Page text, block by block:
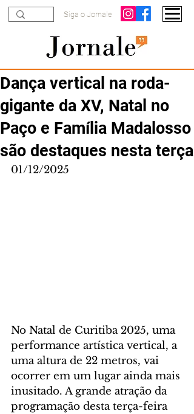
Siga o Jornale
Dança vertical na roda-
gigante da XV, Natal no
Paço e Família Madalosso
são destaques nesta terça
01/12/2025
No Natal de Curitiba 2025, uma
performance artística vertical, a
uma altura de 22 metros, vai
ocorrer em um lugar ainda mais
inusitado. A grande atração da
programação desta terça-feira